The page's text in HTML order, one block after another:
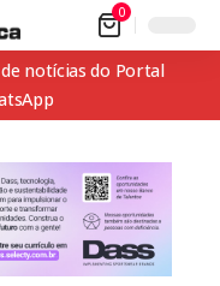
0
notícias do Portal